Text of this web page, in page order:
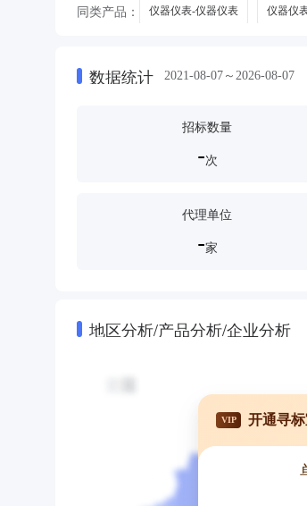
同类产品： 仪器仪表-仪器仪表 仪器仪
数据统计 2021-08-07～2026-08-07
招标数量
-次
代理单位
-家
地区分析/产品分析/企业分析
VIP 开通寻